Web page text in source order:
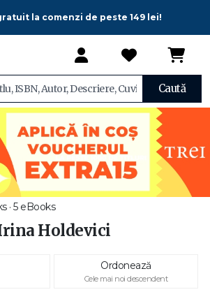
la comenzi de peste 149 lei!
Caută
· 5 eBooks
Holdevici
Ordonează
Cele mai noi descendent